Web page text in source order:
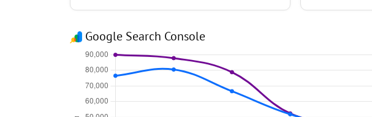
Google Search Console